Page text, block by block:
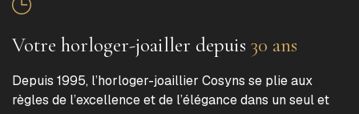
Votre horloger-joailler depuis 30 ans
Depuis 1995, l’horloger-joaillier Cosyns se plie aux
règles de l’excellence et de l’élégance dans un seul et